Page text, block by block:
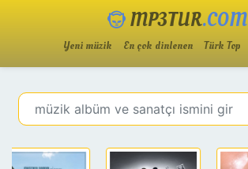
MP3TUR.COM
Yeni müzik En çok dinlenen Türk Top